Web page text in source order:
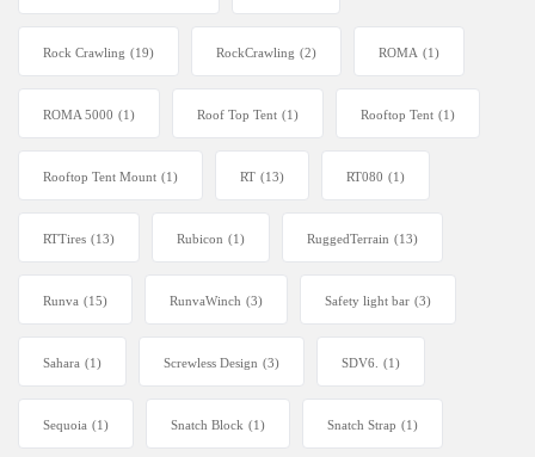
Rock Crawling (19) RockCrawling (2) ROMA (1)
ROMA 5000 (1) Roof Top Tent (1) Rooftop Tent (1)
Rooftop Tent Mount (1) RT (13) RT080 (1)
RTTires (13) Rubicon (1) RuggedTerrain (13)
Runva (15) RunvaWinch (3) Safety light bar (3)
Sahara (1) Screwless Design (3) SDV6. (1)
Sequoia (1) Snatch Block (1) Snatch Strap (1)